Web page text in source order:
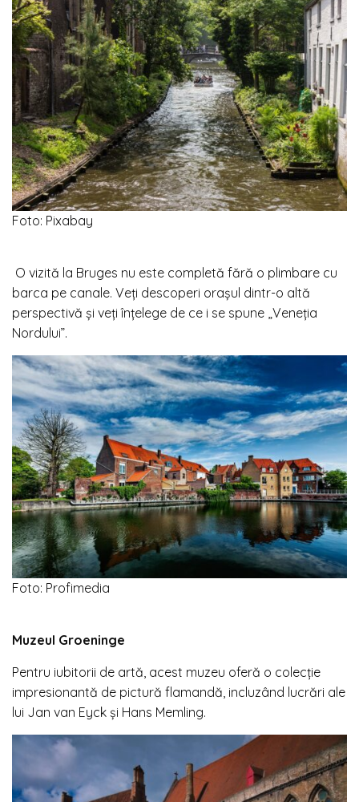
Foto: Pixabay
O vizită la Bruges nu este completă fără o plimbare cu
barca pe canale. Veți descoperi orașul dintr-o altă
perspectivă și veți înțelege de ce i se spune „Veneția
Nordului”.
Foto: Profimedia
Muzeul Groeninge
Pentru iubitorii de artă, acest muzeu oferă o colecție
impresionantă de pictură flamandă, incluzând lucrări ale
lui Jan van Eyck și Hans Memling.